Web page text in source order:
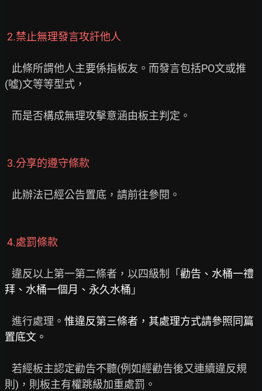
2.禁止無理發言攻訐他人
(噓)文等等型式，
3.分享的遵守條款
4.處罰條款
   違反以上第一第二條者，以四級制「
勸告、水桶一禮
拜、水桶一個月、永久水桶 」
   進行處理。
惟違反第三條者，其處理方式請參照同篇
置底文。
則)，則板主有權跳級加重處罰。